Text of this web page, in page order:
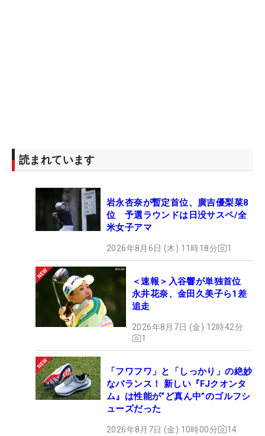
読まれています
岩永杏奈が暫定首位、廣吉優梨菜8
位 予選ラウンドは日没サスペ/全
米女子アマ
2026年8月6日 (木) 11時18分 1
＜速報＞入谷響が単独首位
永井花奈、金田久美子ら1差
追走
2026年8月7日 (金) 12時42分
1
「フワフワ」と「しっかり」の絶妙
なバランス！ 新しい『FJクオンタ
ム』は性能が“ど真ん中”のゴルフシ
ューズだった
2026年8月7日 (金) 10時00分 14